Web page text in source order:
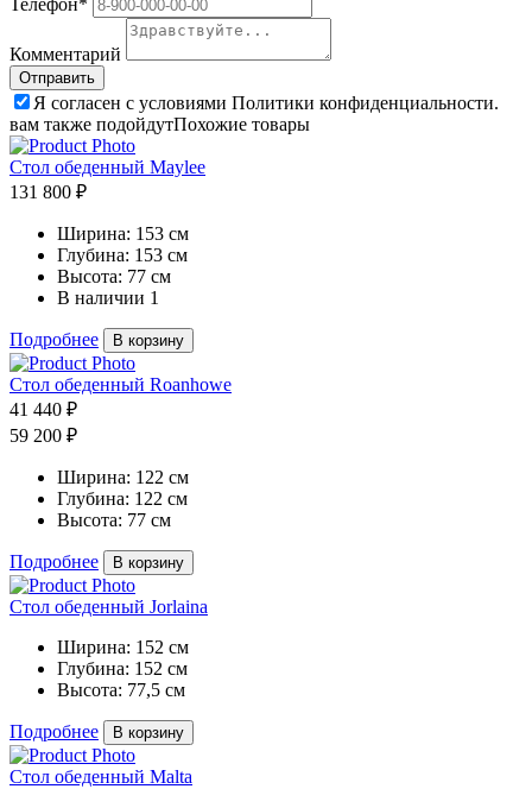
Телефон*
Комментарий
Я согласен с условиями Политики конфиденциальности.
вам также подойдутПохожие товары
Стол обеденный Maylee
131 800 ₽
Ширина: 153 см
Глубина: 153 см
Высота: 77 см
В наличии 1
Подробнее В корзину
Стол обеденный Roanhowe
41 440 ₽
59 200 ₽
Ширина: 122 см
Глубина: 122 см
Высота: 77 см
Подробнее В корзину
Стол обеденный Jorlaina
Ширина: 152 см
Глубина: 152 см
Высота: 77,5 см
Подробнее В корзину
Стол обеденный Malta